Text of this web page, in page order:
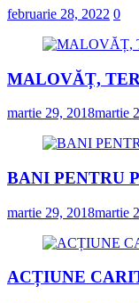
februarie 28, 2022 0
MALOVĂȚ,
martie 29, 2018martie
BANI PENTRU
martie 29, 2018martie
ACȚIUNE